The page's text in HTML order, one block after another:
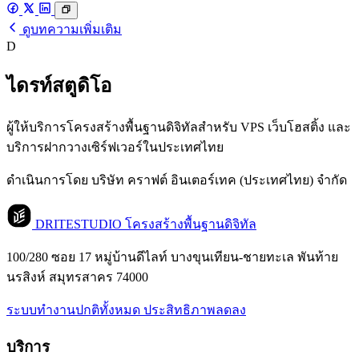
ดูบทความเพิ่มเติม
D
ไดรท์สตูดิโอ
ผู้ให้บริการโครงสร้างพื้นฐานดิจิทัลสำหรับ VPS เว็บโฮสติ้ง และ
บริการฝากวางเซิร์ฟเวอร์ในประเทศไทย
ดำเนินการโดย บริษัท คราฟต์ อินเตอร์เทค (ประเทศไทย) จำกัด
DRITESTUDIO โครงสร้างพื้นฐานดิจิทัล
100/280 ซอย 17 หมู่บ้านดีไลท์ บางขุนเทียน-ชายทะเล พันท้าย
นรสิงห์ สมุทรสาคร 74000
ระบบทำงานปกติทั้งหมด ประสิทธิภาพลดลง
บริการ